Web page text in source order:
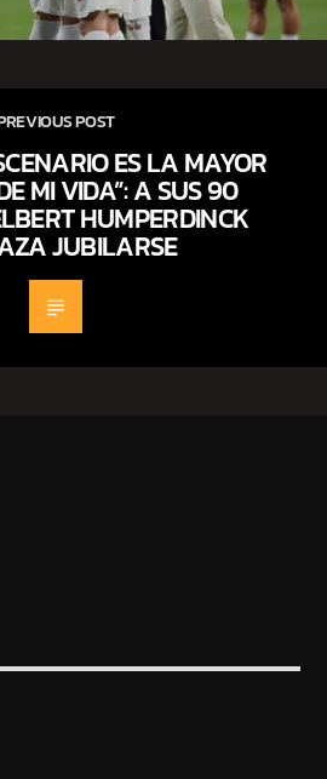
POST
ES LA MAYOR
MI VIDA”: A SUS 90
HUMPERDINCK
JUBILARSE